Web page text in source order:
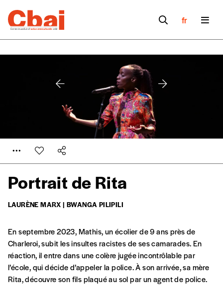
fr
Portrait de Rita
LAURÈNE MARX | BWANGA PILIPILI
Se connecter
Formulaire de
commande
A partir de 2021,Imag, le magazine de
l’interculturel,vous est proposé àPRIX LIBRE.
En septembre 2023, Mathis, un écolier de 9 ans près de
Charleroi, subit les insultes racistes de ses camarades. En
réaction, il entre dans une colère jugée incontrôlable par
l’école, qui décide d’appeler la police. À son arrivée, sa mère
Rita, découvre son fils plaqué au sol par un agent de police.